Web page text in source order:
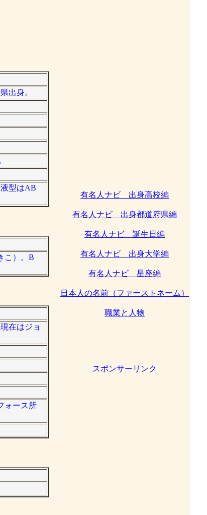
出身。
型はAB
こ）。B
在はジョ
ォース所
有名人ナビ 出身高校編
有名人ナビ 出身都道府県編
有名人ナビ 誕生日編
有名人ナビ 出身大学編
有名人ナビ 星座編
日本人の名前（ファーストネーム）
職業と人物
スポンサーリンク